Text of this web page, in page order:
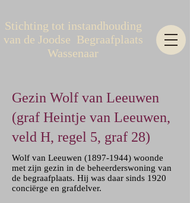
Stichting tot instandhouding
van de Joodse Begraafplaats
Wassenaar
Gezin Wolf van Leeuwen
(graf Heintje van Leeuwen,
veld H, regel 5, graf 28)
Wolf van Leeuwen (1897-1944) woonde
met zijn gezin in de beheerderswoning van
de begraafplaats. Hij was daar sinds 1920
conciërge en grafdelver.